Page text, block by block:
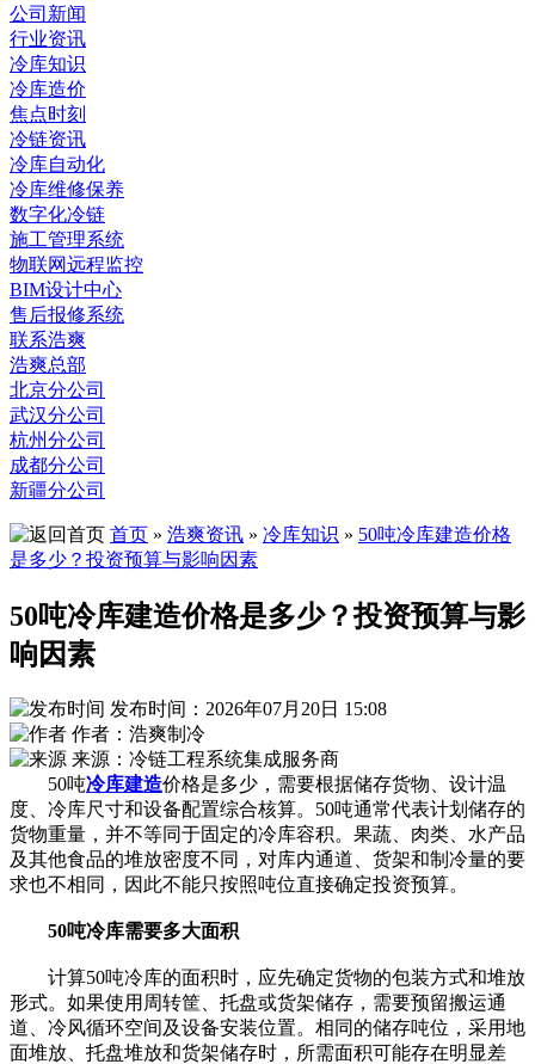
公司新闻
行业资讯
冷库知识
冷库造价
焦点时刻
冷链资讯
冷库自动化
冷库维修保养
数字化冷链
施工管理系统
物联网远程监控
BIM设计中心
售后报修系统
联系浩爽
浩爽总部
北京分公司
武汉分公司
杭州分公司
成都分公司
新疆分公司
首页 » 浩爽资讯 » 冷库知识 » 50吨冷库建造价格
是多少？投资预算与影响因素
50吨冷库建造价格是多少？投资预算与影
响因素
发布时间：2026年07月20日 15:08
作者：浩爽制冷
来源：冷链工程系统集成服务商
50吨冷库建造价格是多少，需要根据储存货物、设计温
度、冷库尺寸和设备配置综合核算。50吨通常代表计划储存的
货物重量，并不等同于固定的冷库容积。果蔬、肉类、水产品
及其他食品的堆放密度不同，对库内通道、货架和制冷量的要
求也不相同，因此不能只按照吨位直接确定投资预算。
50吨冷库需要多大面积
计算50吨冷库的面积时，应先确定货物的包装方式和堆放
形式。如果使用周转筐、托盘或货架储存，需要预留搬运通
道、冷风循环空间及设备安装位置。相同的储存吨位，采用地
面堆放、托盘堆放和货架储存时，所需面积可能存在明显差